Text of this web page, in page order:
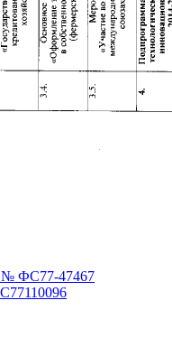
№ ФС77-47467